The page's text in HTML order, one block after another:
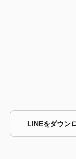
LINEをダウン